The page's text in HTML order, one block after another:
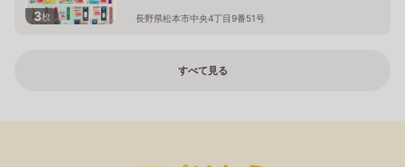
3枚 長野県松本市中央4丁目9番51号
すべて見る